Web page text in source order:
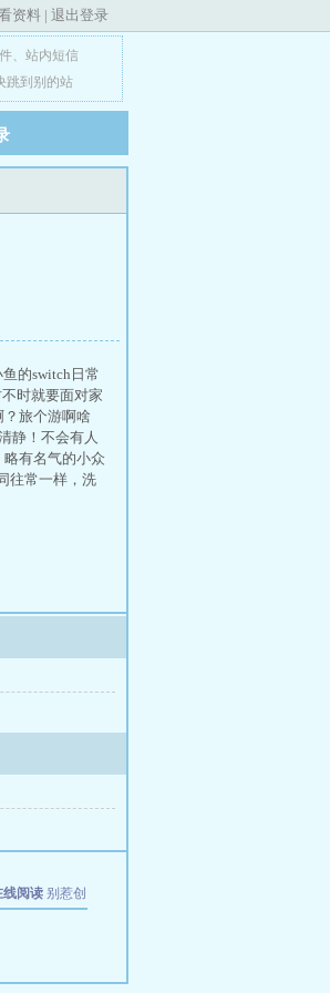
资料 | 退出登录
、 站内短信
跳到别的站
的switch日常
时就要面对家
旅个游啊啥
静！不会有人
有名气的小众
往常一样，洗
线阅读 别惹创